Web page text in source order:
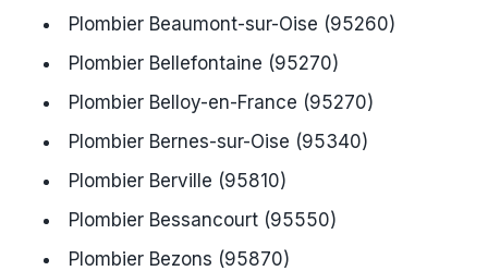
Plombier Beaumont-sur-Oise (95260)
Plombier Bellefontaine (95270)
Plombier Belloy-en-France (95270)
Plombier Bernes-sur-Oise (95340)
Plombier Berville (95810)
Plombier Bessancourt (95550)
Plombier Bezons (95870)